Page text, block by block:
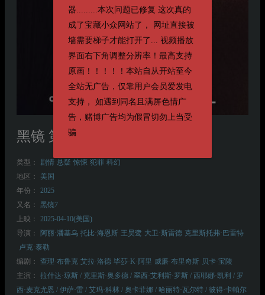
器.........本次问题已修复 这次真的
成了宝藏小众网站了， 网址直接被
墙需要梯子才能打开了... 视频播放
界面右下角调整分辨率！最高支持
原画！！！！！本站自从开站至今
全站无广告，仅靠用户会员爱发电
支持， 如遇到同名且满屏色情广
告，赌博广告均为假冒切勿上当受
骗
黑镜 第七季
类型： 剧情 悬疑 惊悚 犯罪 科幻
地区：
美国
年份：
2025
又名：
黑镜7
上映：
2025-04-10(美国)
导演：
阿丽·潘基乌 托比·海恩斯 王昊鹭 大卫·斯雷德 克里斯托弗·巴雷特
卢克·泰勒
编剧：
查理·布鲁克 艾拉·洛德 毕莎·K·阿里 威廉·布里奇斯 贝卡·宝陵
主演：
拉什达·琼斯 / 克里斯·奥多德 / 翠西·艾利斯·罗斯 / 西耶娜·凯利 / 罗
西·麦克尤恩 / 伊萨·雷 / 艾玛·科林 / 奥卡菲娜 / 哈丽特·瓦尔特 / 彼得·卡帕尔